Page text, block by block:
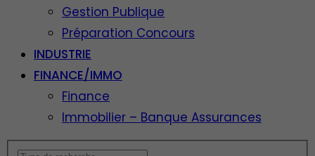
Gestion Publique
Préparation Concours
INDUSTRIE
FINANCE/IMMO
Finance
Immobilier – Banque Assurances